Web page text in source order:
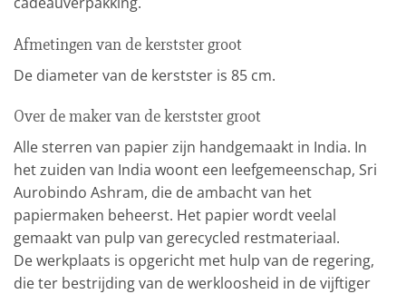
Afmetingen van de kerstster groot
De diameter van de kerstster is 85 cm.
Over de maker van de kerstster groot
Alle sterren van papier zijn handgemaakt in India. In
het zuiden van India woont een leefgemeenschap, Sri
Aurobindo Ashram, die de ambacht van het
papiermaken beheerst. Het papier wordt veelal
gemaakt van pulp van gerecycled restmateriaal.
De werkplaats is opgericht met hulp van de regering,
die ter bestrijding van de werkloosheid in de vijftiger